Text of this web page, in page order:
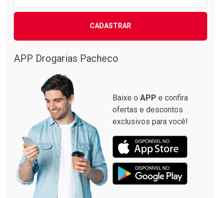
CADASTRAR
APP Drogarias Pacheco
Baixe o APP e confira
ofertas e descontos
exclusivos para você!